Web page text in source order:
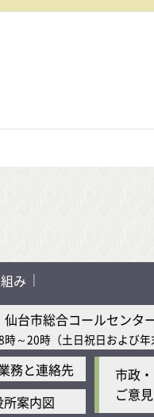
み
仙台市総合コールセンタ
時～20時 （土日祝日および
務と連絡先
所案内図
市政
ご意